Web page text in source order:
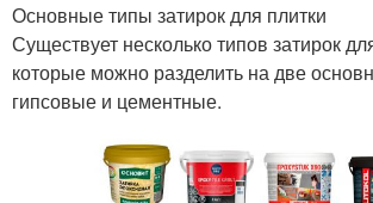
Основные типы затирок для плитки
Существует несколько типов затирок
которые можно разделить на две
гипсовые и цементные.